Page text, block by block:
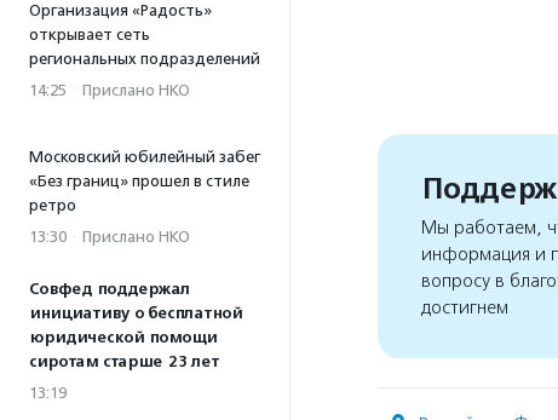
Организация «Радость»
открывает сеть
региональных подразделений
14:25 · Прислано НКО
Московский юбилейный забег
«Без границ» прошел в стиле
ретро
13:30 · Прислано НКО
Совфед поддержал
инициативу о бесплатной
юридической помощи
сиротам старше 23 лет
13:19
Мы работаем,
информация и
вопросу в
достигнем